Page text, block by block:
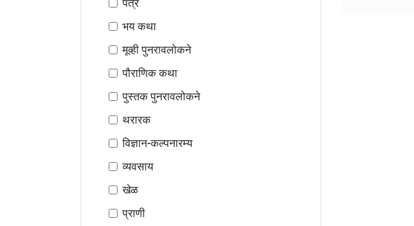
पत्र
भय कथा
मूव्ही पुनरावलोकने
पौराणिक कथा
पुस्तक पुनरावलोकने
थरारक
विज्ञान-कल्पनारम्य
व्यवसाय
खेळ
प्राणी